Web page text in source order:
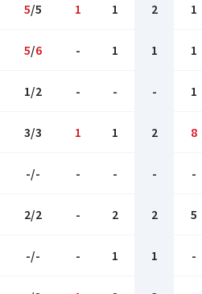
5/5 1 1 2 1
5/6 - 1 1 1
1/2 - - - 1
3/3 1 1 2 8
-/- - - - -
2/2 - 2 2 5
-/- - 1 1 -